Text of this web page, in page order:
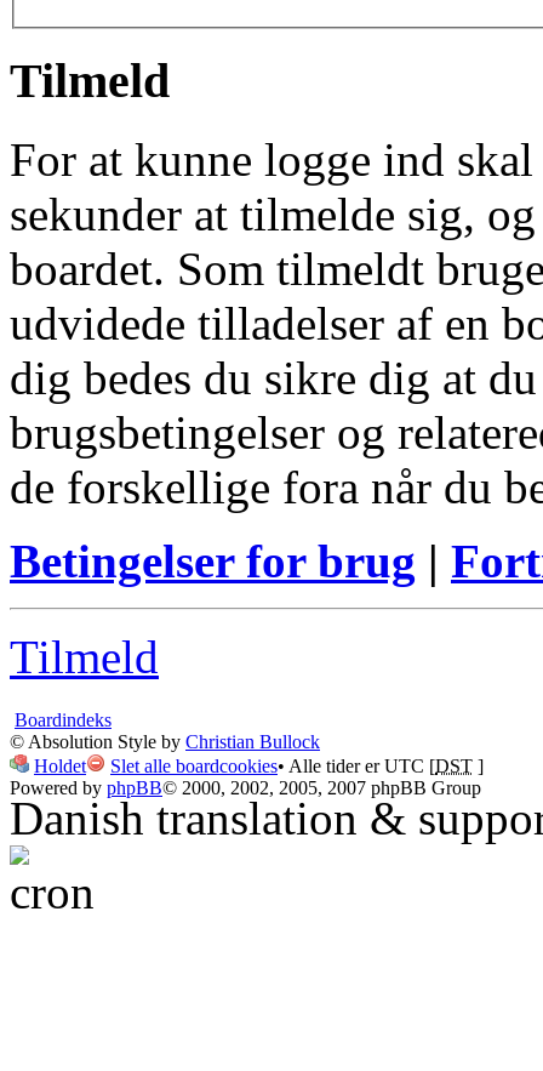
Tilmeld
For at kunne logge ind
sekunder at tilmelde sig,
boardet. Som tilmeldt
udvidede tilladelser af en
dig bedes du sikre dig at
brugsbetingelser og
de forskellige fora når du
Betingelser for brug |
Tilmeld
Boardindeks
© Absolution Style by Christian Bullock
Holdet
Slet alle boardcookies• Alle tider er UTC [DST ]
Powered by phpBB© 2000, 2002, 2005, 2007 phpBB Group
Danish translation &